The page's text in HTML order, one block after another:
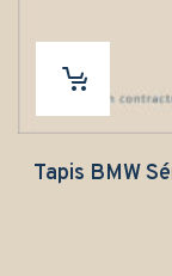
Tapis BMW